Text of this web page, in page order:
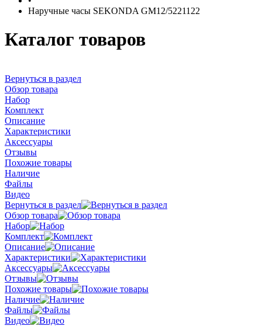
Наручные часы SEKONDA GМ12/5221122
Каталог товаров
Вернуться в раздел
Обзор товара
Набор
Комплект
Описание
Характеристики
Аксессуары
Отзывы
Похожие товары
Наличие
Файлы
Видео
Вернуться в раздел
Обзор товара
Набор
Комплект
Описание
Характеристики
Аксессуары
Отзывы
Похожие товары
Наличие
Файлы
Видео